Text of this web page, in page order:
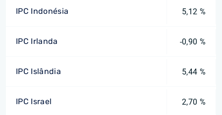
IPC Indonésia 5,12 %
IPC Irlanda -0,90 %
IPC Islândia 5,44 %
IPC Israel 2,70 %